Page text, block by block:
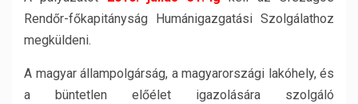
Rendőr-főkapitányság Humánigazgatási Szolgálathoz
megküldeni.
A magyar állampolgárság, a magyarországi lakóhely, és
a büntetlen előélet igazolására szolgáló